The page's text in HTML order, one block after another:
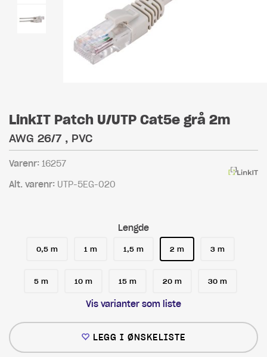
LinkIT Patch U/UTP Cat5e grå 2m
AWG 26/7 , PVC
Varenr: 16257
Alt. varenr: UTP-5EG-020
Lengde
0,5 m 1 m 1,5 m 2 m 3 m
5 m 10 m 15 m 20 m 30 m
Vis varianter som liste
LEGG I ØNSKELISTE